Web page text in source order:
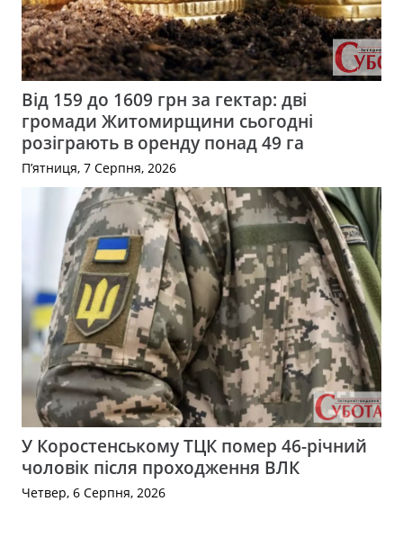
Від 159 до 1609 грн за гектар: дві
громади Житомирщини сьогодні
розіграють в оренду понад 49 га
П’ятниця, 7 Серпня, 2026
У Коростенському ТЦК помер 46-річний
чоловік після проходження ВЛК
Четвер, 6 Серпня, 2026